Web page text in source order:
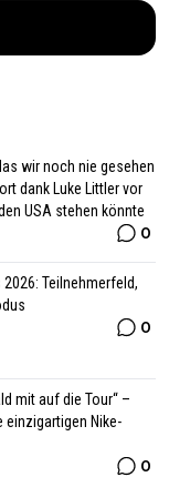
wir noch nie gesehen
dank Luke Littler vor
USA stehen könnte
0
Teilnehmerfeld,
0
mit auf die Tour“ –
einzigartigen Nike-
0